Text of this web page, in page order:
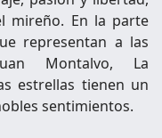
mireño. En la parte
representan a las
Montalvo, La
estrellas tienen un
sentimientos.